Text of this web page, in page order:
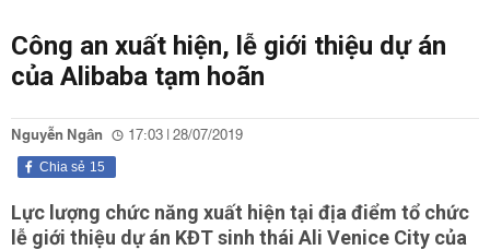
Công an xuất hiện, lễ giới thiệu dự án
của Alibaba tạm hoãn
Nguyễn Ngân 17:03 | 28/07/2019
15
Chia sẻ
Lực lượng chức năng xuất hiện tại địa điểm tổ chức
lễ giới thiệu dự án KĐT sinh thái Ali Venice City của